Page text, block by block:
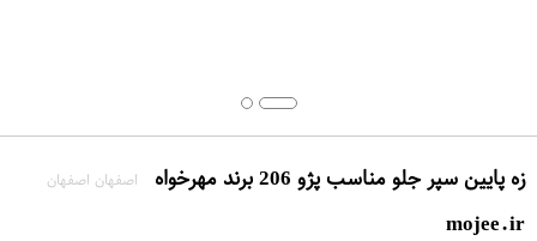
زه پایین سپر جلو مناسب پژو 206 برند مهرخواه اصفهان اصفهان
mojee.ir